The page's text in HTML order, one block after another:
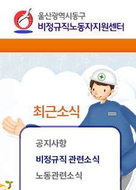
최근소식
공지사항
비정규직 관련소식
노동관련소식